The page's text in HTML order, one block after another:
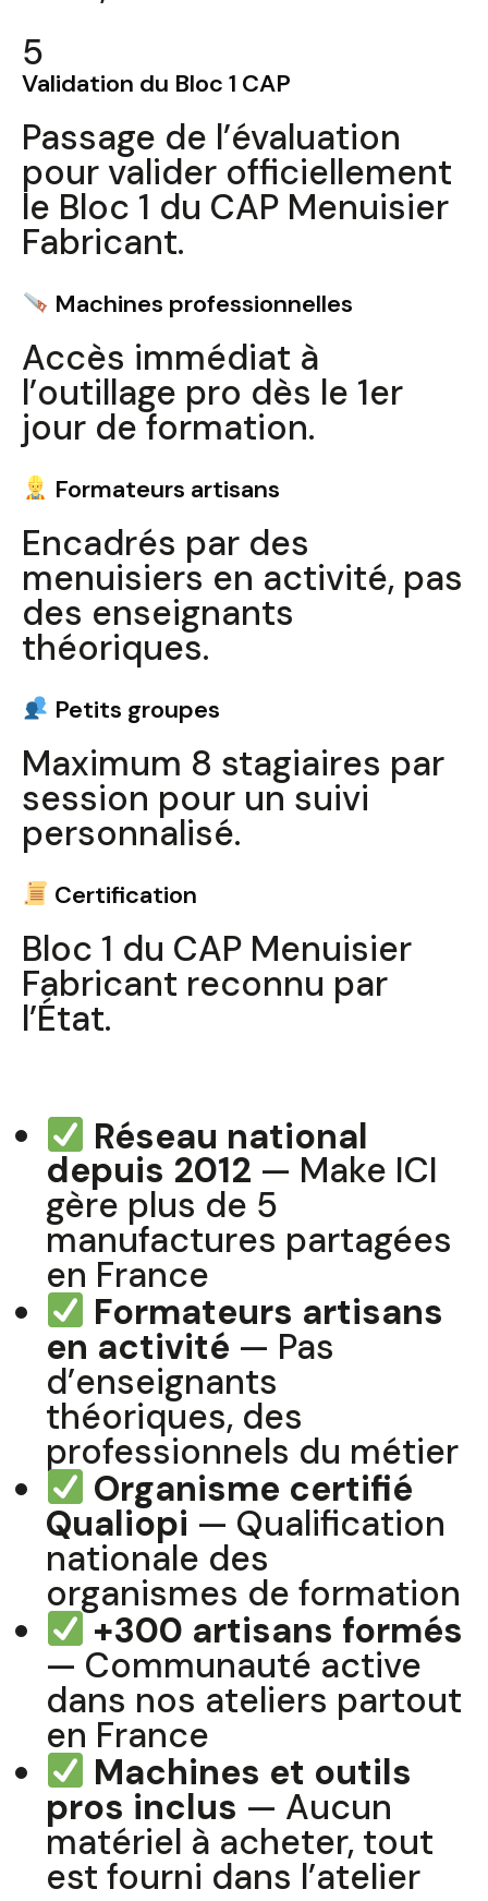
5
Validation du Bloc 1 CAP
Passage de l’évaluation
pour valider officiellement
le Bloc 1 du CAP Menuisier
Fabricant.
Machines professionnelles
Accès immédiat à
l’outillage pro dès le 1er
jour de formation.
Formateurs artisans
Encadrés par des
menuisiers en activité, pas
des enseignants
théoriques.
Petits groupes
Maximum 8 stagiaires par
session pour un suivi
personnalisé.
Certification
Bloc 1 du CAP Menuisier
Fabricant reconnu par
l’État.
Réseau national
depuis 2012 — Make ICI
gère plus de 5
manufactures partagées
en France
Formateurs artisans
en activité — Pas
d’enseignants
théoriques, des
professionnels du métier
Organisme certifié
Qualiopi — Qualification
nationale des
organismes de formation
+300 artisans formés
— Communauté active
dans nos ateliers partout
en France
Machines et outils
pros inclus — Aucun
matériel à acheter, tout
est fourni dans l’atelier